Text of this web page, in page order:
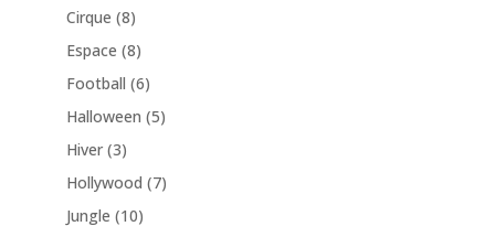
Cirque (8)
Espace (8)
Football (6)
Halloween (5)
Hiver (3)
Hollywood (7)
Jungle (10)